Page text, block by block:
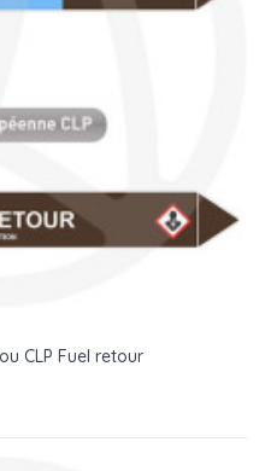
CLP Fuel retour